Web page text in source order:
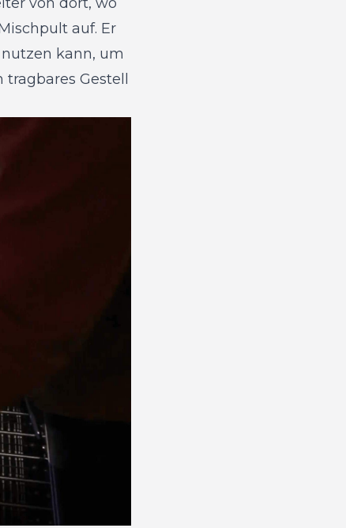
auf. Er
kann, um
Gestell